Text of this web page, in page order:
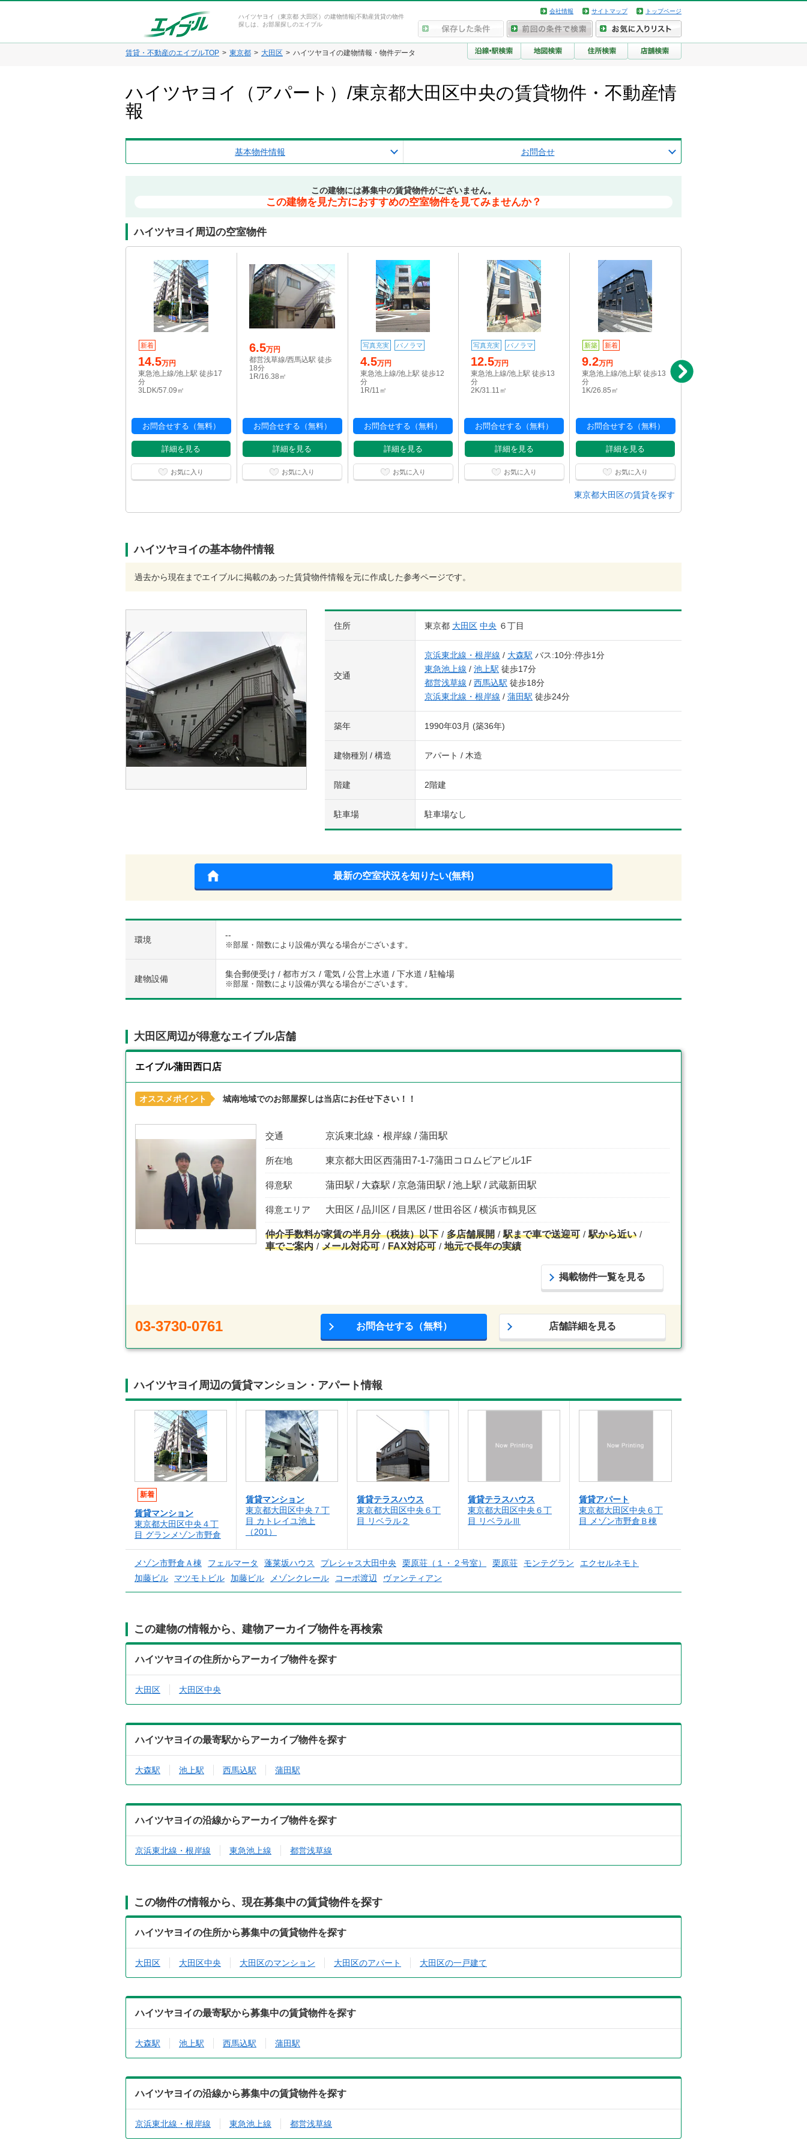
ハイツヤヨイ（東京都 大田区）の建物情報|不動産賃貸の物件
探しは、お部屋探しのエイブル
会社情報 サイトマップ トップページ
賃貸・不動産のエイブルTOP 東京都 大田区 ハイツヤヨイの建物情報・物件データ
ハイツヤヨイ（アパート）/東京都大田区中央の賃貸物件・不動産情
報
基本物件情報 お問合せ
この建物には募集中の賃貸物件がございません。
この建物を見た方におすすめの空室物件を見てみませんか？
ハイツヤヨイ周辺の空室物件
新着
14.5万円
東急池上線/池上駅 徒歩17
分
3LDK/57.09㎡
お問合せする（無料）
詳細を見る
お気に入り
6.5万円
都営浅草線/西馬込駅 徒歩
18分
1R/16.38㎡
お問合せする（無料）
詳細を見る
お気に入り
写真充実 パノラマ
4.5万円
東急池上線/池上駅 徒歩12
分
1R/11㎡
お問合せする（無料）
詳細を見る
お気に入り
写真充実 パノラマ
12.5万円
東急池上線/池上駅 徒歩13
分
2K/31.11㎡
お問合せする（無料）
詳細を見る
お気に入り
新築 新着
9.2万円
東急池上線/池上駅 徒歩13
分
1K/26.85㎡
お問合せする（無料）
詳細を見る
お気に入り
東急池上線/池上駅 徒歩13
東京都大田区の賃貸を探す
ハイツヤヨイの基本物件情報
過去から現在までエイブルに掲載のあった賃貸物件情報を元に作成した参考ページです。
住所 東京都 大田区 中央 ６丁目
交通
京浜東北線・根岸線 / 大森駅 バス:10分:停歩1分
東急池上線 / 池上駅 徒歩17分
都営浅草線 / 西馬込駅 徒歩18分
京浜東北線・根岸線 / 蒲田駅 徒歩24分
築年 1990年03月 (築36年)
建物種別 / 構造 アパート / 木造
階建 2階建
駐車場 駐車場なし
最新の空室状況を知りたい(無料)
環境 --
※部屋・階数により設備が異なる場合がございます。
建物設備 集合郵便受け / 都市ガス / 電気 / 公営上水道 / 下水道 / 駐輪場
※部屋・階数により設備が異なる場合がございます。
大田区周辺が得意なエイブル店舗
エイブル蒲田西口店
オススメポイント 城南地域でのお部屋探しは当店にお任せ下さい！！
交通 京浜東北線・根岸線 / 蒲田駅
所在地 東京都大田区西蒲田7-1-7蒲田コロムビアビル1F
得意駅 蒲田駅 / 大森駅 / 京急蒲田駅 / 池上駅 / 武蔵新田駅
得意エリア 大田区 / 品川区 / 目黒区 / 世田谷区 / 横浜市鶴見区
仲介手数料が家賃の半月分（税抜）以下 多店舗展開 駅まで車で送迎可
駅から近い
車でご案内
メール対応可 FAX対応可 地元で長年の実績
掲載物件一覧を見る
03-3730-0761 お問合せする（無料） 店舗詳細を見る
ハイツヤヨイ周辺の賃貸マンション・アパート情報
新着
賃貸マンション
東京都大田区中央４丁
目 グランメゾン市野倉
賃貸マンション
東京都大田区中央７丁
目 カトレイユ池上
（201）
賃貸テラスハウス
東京都大田区中央６丁
目 リベラル２
賃貸テラスハウス
東京都大田区中央６丁
目 リベラルⅢ
賃貸アパート
東京都大田区中央６丁
目 メゾン市野倉Ｂ棟
メゾン市野倉Ａ棟 フェルマータ 蓬莱坂ハウス プレシャス大田中央 栗原荘（１・２号室） 栗原荘 モンテグラン
エクセルネモト
加藤ビル
マツモトビル 加藤ビル メゾンクレール コーポ渡辺 ヴァンティアン
この建物の情報から、建物アーカイブ物件を再検索
ハイツヤヨイの住所からアーカイブ物件を探す
大田区 大田区中央
ハイツヤヨイの最寄駅からアーカイブ物件を探す
大森駅 池上駅 西馬込駅 蒲田駅
ハイツヤヨイの沿線からアーカイブ物件を探す
京浜東北線・根岸線 東急池上線 都営浅草線
この物件の情報から、現在募集中の賃貸物件を探す
ハイツヤヨイの住所から募集中の賃貸物件を探す
大田区 大田区中央 大田区のマンション 大田区のアパート 大田区の一戸建て
ハイツヤヨイの最寄駅から募集中の賃貸物件を探す
大森駅 池上駅 西馬込駅 蒲田駅
ハイツヤヨイの沿線から募集中の賃貸物件を探す
京浜東北線・根岸線 東急池上線 都営浅草線